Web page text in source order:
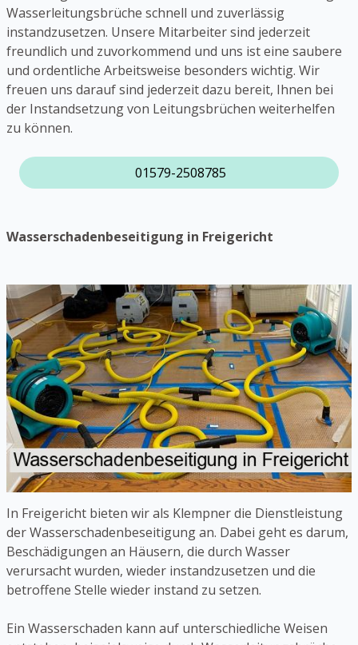
Wasserleitungsbrüche schnell und zuverlässig
instandzusetzen. Unsere Mitarbeiter sind jederzeit
freundlich und zuvorkommend und uns ist eine saubere
und ordentliche Arbeitsweise besonders wichtig. Wir
freuen uns darauf sind jederzeit dazu bereit, Ihnen bei
der Instandsetzung von Leitungsbrüchen weiterhelfen
zu können.
01579-2508785
Wasserschadenbeseitigung in Freigericht
In Freigericht bieten wir als Klempner die Dienstleistung
der Wasserschadenbeseitigung an. Dabei geht es darum,
Beschädigungen an Häusern, die durch Wasser
verursacht wurden, wieder instandzusetzen und die
betroffene Stelle wieder instand zu setzen.
Ein Wasserschaden kann auf unterschiedliche Weisen